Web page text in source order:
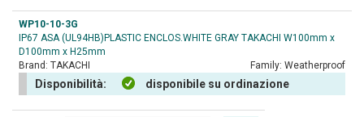
WP10-10-3G
IP67 ASA (UL94HB)PLASTIC ENCLOS.WHITE GRAY TAKACHI W100mm x
D100mm x H25mm
Brand: TAKACHI Family: Weatherproof
Disponibilità: disponibile su ordinazione